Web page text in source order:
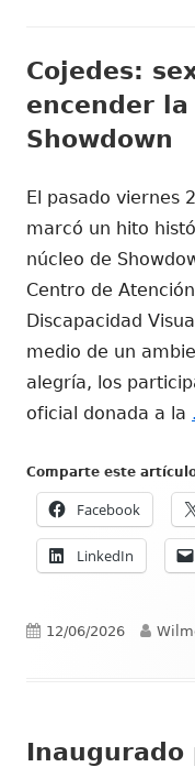
Cojedes:
encender la
Showdown
El pasado viernes
marcó un hito
núcleo de
Centro de
Discapacidad
medio de un
alegría, los
oficial donada a la
Comparte este
Facebook
LinkedIn
Publicado
12/06/2026 Autor
Inaugurado